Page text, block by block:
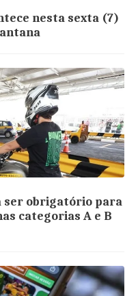
nesta sexta (7)
ser obrigatório para
categorias A e B